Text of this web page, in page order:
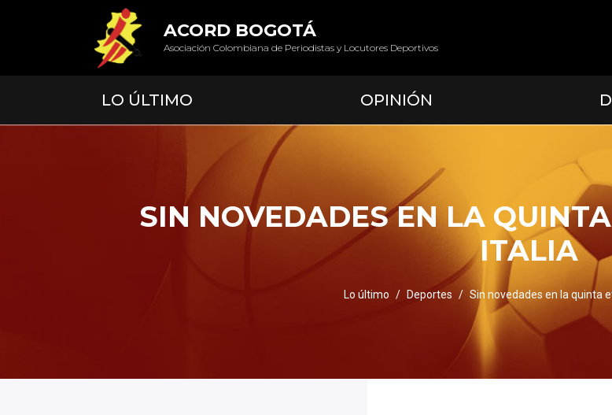
ACORD BOGOTÁ
Asociación Colombiana de Periodistas y Locutores Deportivos
LO ÚLTIMO OPINIÓN
SIN NOVEDADES EN LA
ITALIA
Lo último Deportes Sin novedades en la quinta